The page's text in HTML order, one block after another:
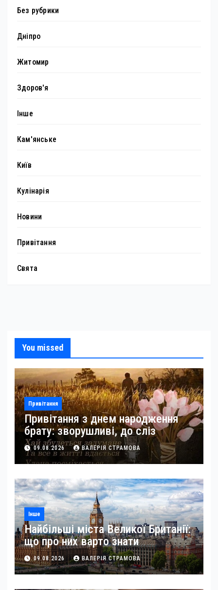
Без рубрики
Дніпро
Житомир
Здоров'я
Інше
Кам'янське
Київ
Кулінарія
Новини
Привітання
Свята
You missed
Привітання
Привітання з днем народження
брату: зворушливі, до сліз
09.08.2026 ВАЛЕРІЯ СТРАМОВА
Інше
Найбільші міста Великої Британії:
що про них варто знати
09.08.2026 ВАЛЕРІЯ СТРАМОВА